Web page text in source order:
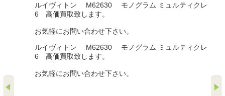
ルイヴィトン M62630 モノグラム ミュルティクレ
6 高価買取致します。
お気軽にお問い合わせ下さい。
ルイヴィトン M62630 モノグラム ミュルティクレ
6 高価買取致します。
お気軽にお問い合わせ下さい。